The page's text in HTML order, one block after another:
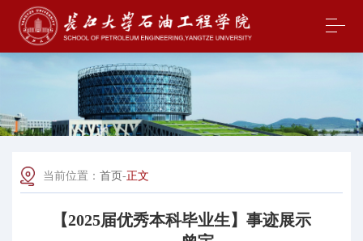
当前位置： 首页-正文
【2025届优秀本科毕业生】事迹展示